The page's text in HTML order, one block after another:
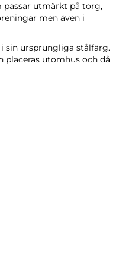
passar utmärkt på torg,
men även i
sin ursprungliga stålfärg.
placeras utomhus och då